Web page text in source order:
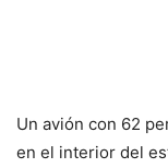
Un avión con 62
en el interior del